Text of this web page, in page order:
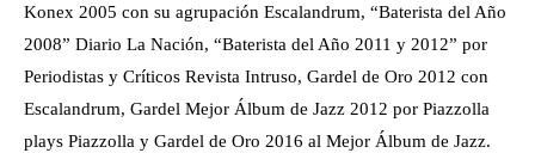
Konex 2005 con su agrupación Escalandrum, “Baterista del Año
2008” Diario La Nación, “Baterista del Año 2011 y 2012” por
Periodistas y Críticos Revista Intruso, Gardel de Oro 2012 con
Escalandrum, Gardel Mejor Álbum de Jazz 2012 por Piazzolla
plays Piazzolla y Gardel de Oro 2016 al Mejor Álbum de Jazz.